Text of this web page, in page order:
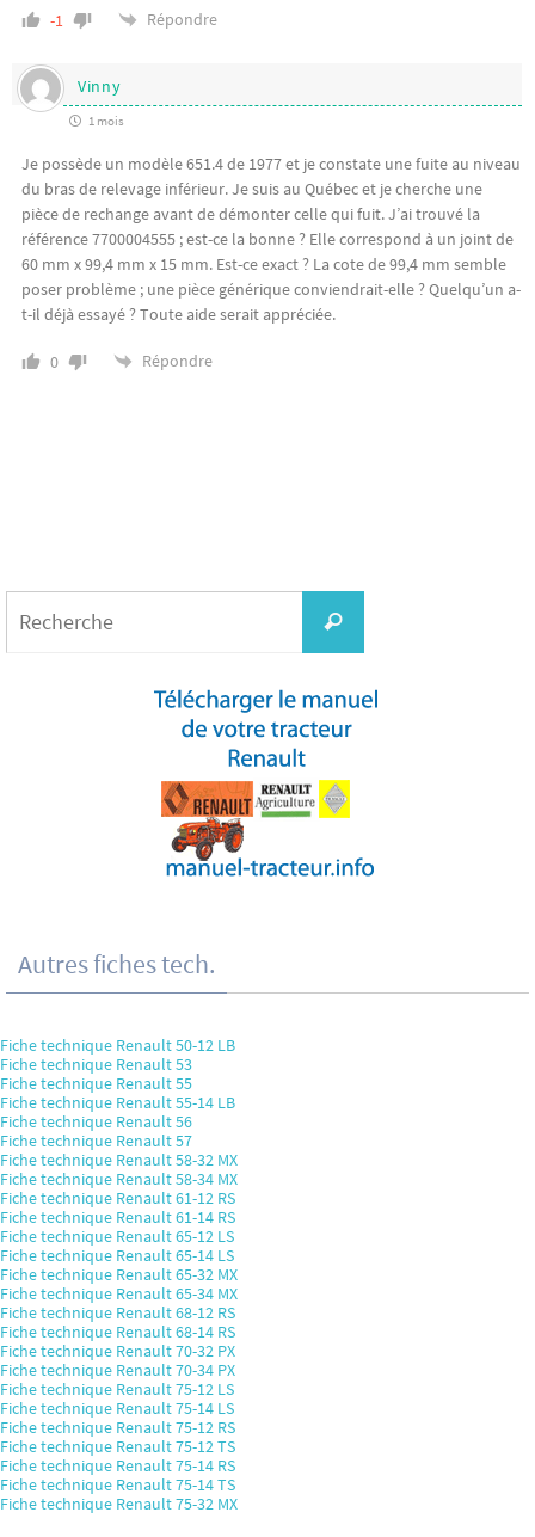
-1 Répondre
Vinny
1 mois
Je possède un modèle 651.4 de 1977 et je constate une fuite au niveau
du bras de relevage inférieur. Je suis au Québec et je cherche une
pièce de rechange avant de démonter celle qui fuit. J’ai trouvé la
référence 7700004555 ; est-ce la bonne ? Elle correspond à un joint de
60 mm x 99,4 mm x 15 mm. Est-ce exact ? La cote de 99,4 mm semble
poser problème ; une pièce générique conviendrait-elle ? Quelqu’un a-
t-il déjà essayé ? Toute aide serait appréciée.
0 Répondre
Recherche
Autres fiches tech.
Fiche technique Renault 50-12 LB
Fiche technique Renault 53
Fiche technique Renault 55
Fiche technique Renault 55-14 LB
Fiche technique Renault 56
Fiche technique Renault 57
Fiche technique Renault 58-32 MX
Fiche technique Renault 58-34 MX
Fiche technique Renault 61-12 RS
Fiche technique Renault 61-14 RS
Fiche technique Renault 65-12 LS
Fiche technique Renault 65-14 LS
Fiche technique Renault 65-32 MX
Fiche technique Renault 65-34 MX
Fiche technique Renault 68-12 RS
Fiche technique Renault 68-14 RS
Fiche technique Renault 70-32 PX
Fiche technique Renault 70-34 PX
Fiche technique Renault 75-12 LS
Fiche technique Renault 75-14 LS
Fiche technique Renault 75-12 RS
Fiche technique Renault 75-12 TS
Fiche technique Renault 75-14 RS
Fiche technique Renault 75-14 TS
Fiche technique Renault 75-32 MX